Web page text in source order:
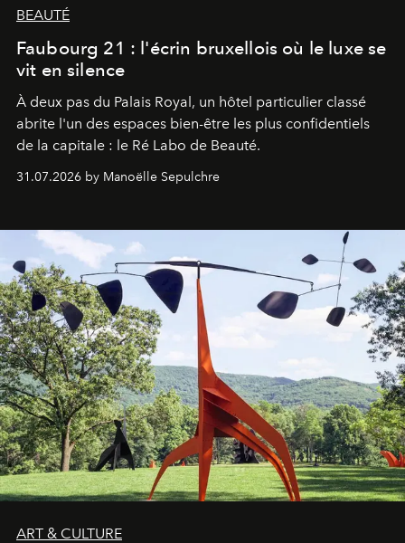
BEAUTÉ
Faubourg 21 : l'écrin bruxellois où le luxe se
vit en silence
À deux pas du Palais Royal, un hôtel particulier classé
abrite l'un des espaces bien-être les plus confidentiels
de la capitale : le Ré Labo de Beauté.
31.07.2026 by Manoëlle Sepulchre
ART & CULTURE